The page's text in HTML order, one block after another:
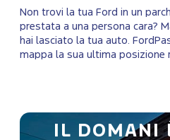
Non trovi la tua Ford in un
prestata a una persona cara?
hai lasciato la tua auto.
mappa la sua ultima posizione
IL DOMANI